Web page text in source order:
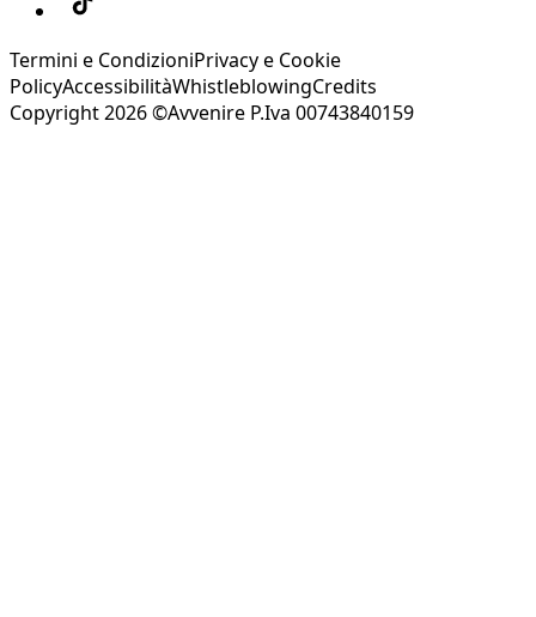
Termini e CondizioniPrivacy e Cookie
PolicyAccessibilitàWhistleblowingCredits
Copyright 2026 ©Avvenire P.Iva 00743840159